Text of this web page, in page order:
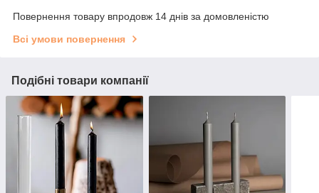
Повернення товару впродовж 14 днів за домовленістю
Всі умови повернення
Подібні товари компанії